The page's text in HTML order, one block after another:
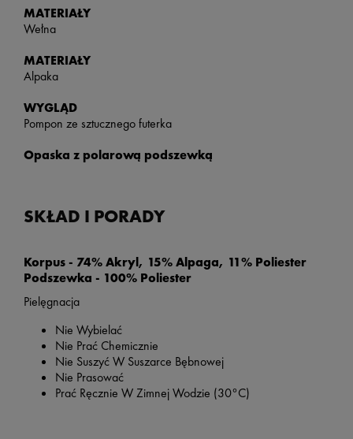
MATERIAŁY
Wełna
MATERIAŁY
Alpaka
WYGLĄD
Pompon ze sztucznego futerka
Opaska z polarową podszewką
SKŁAD I PORADY
Korpus - 74% Akryl, 15% Alpaga, 11% Poliester
Podszewka - 100% Poliester
Pielęgnacja
Nie Wybielać
Nie Prać Chemicznie
Nie Suszyć W Suszarce Bębnowej
Nie Prasować
Prać Ręcznie W Zimnej Wodzie (30°C)